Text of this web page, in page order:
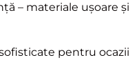
– materiale ușoare și
pentru ocazii